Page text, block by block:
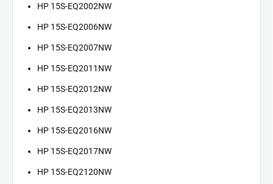
HP 15S-EQ2002NW
HP 15S-EQ2006NW
HP 15S-EQ2007NW
HP 15S-EQ2011NW
HP 15S-EQ2012NW
HP 15S-EQ2013NW
HP 15S-EQ2016NW
HP 15S-EQ2017NW
HP 15S-EQ2120NW